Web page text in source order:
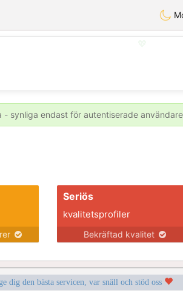
- synliga endast för autentiserade användare
Seriös
kvalitetsprofiler
Bekräftad kvalitet
dig den bästa servicen, var snäll och stöd oss